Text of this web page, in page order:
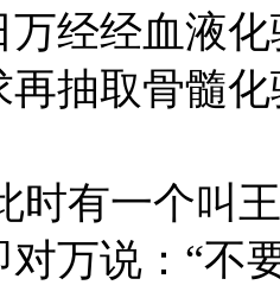
万经经血液
再抽取骨髓
有一个叫
对万说：“不